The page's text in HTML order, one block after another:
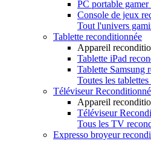
PC portable
Console de jeux
Tout l'univers
Tablette reconditionnée
Appareil
Tablette iPad
Tablette Samsung
Toutes les
Téléviseur Reconditionné
Appareil
Téléviseur
Tous les TV
Expresso broyeur